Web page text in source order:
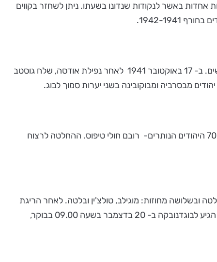
אחדות באשר לנקודות שנדונו בשעתו. ניתן לשחזר בקווים
מנתונים רשמיים של רומניה עולה, כי במהלך סתיו וחורף 1941 חלפו דרך חמש נקודות החצייה על פני הדנייסטר 118,847 מגורשים. ב- 17 באוקטובר 1941 לאחר נפילת אודסה, שלח גוסטב
מרגע שנכשלה התוכנית להעביר את היהודים לרשות הגרמנים מעבר לבוג, היה על אנטונסקו להחליט מה לעשות ביותר מ 70,000 היהודים הנותרים- רובם חולי טיפוס. ההחלטה לרצוח
גולטה ובשלושה מחוזות: מוגילב, טולצ'ין ובלטה. לאחר הריגת
היהודים בגולטה, קיבל אנדרוסין פקודה בכתב בחתימת סגן הפרפקט פאדורה לירות בכל היהודים במחנה בוגדנובקה. אנדרוסין הגיע לבוגדנובקה ב- 20 בדצמבר בשעה 09.00 בבוקר,